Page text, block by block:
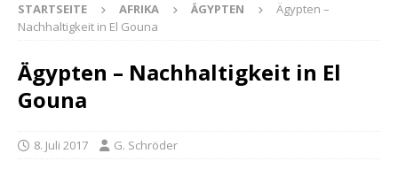
STARTSEITE AFRIKA ÄGYPTEN
Ägypten –
Nachhaltigkeit in El Gouna
Ägypten – Nachhaltigkeit in El
Gouna
8. Juli 2017 G. Schröder